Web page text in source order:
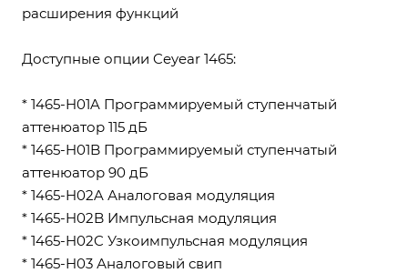
расширения функций
Доступные опции Ceyear 1465:
* 1465-H01A Программируемый ступенчатый
аттенюатор 115 дБ
* 1465-H01B Программируемый ступенчатый
аттенюатор 90 дБ
* 1465-H02A Аналоговая модуляция
* 1465-H02B Импульсная модуляция
* 1465-H02C Узкоимпульсная модуляция
* 1465-H03 Аналоговый свип